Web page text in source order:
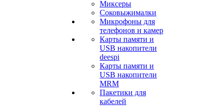
Миксеры
Соковыжималки
Микрофоны для
телефонов и камер
Карты памяти и
USB накопители
deespi
Карты памяти и
USB накопители
MRM
Пакетики для
кабелей